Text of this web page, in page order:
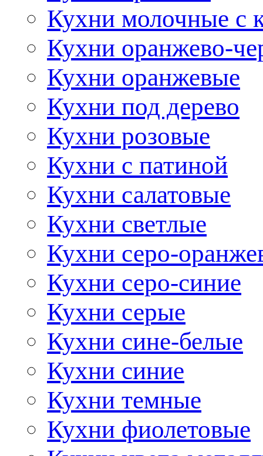
Кухни молочные с
Кухни оранжево-
Кухни оранжевые
Кухни под дерево
Кухни розовые
Кухни с патиной
Кухни салатовые
Кухни светлые
Кухни серо-
Кухни серо-синие
Кухни серые
Кухни сине-белые
Кухни синие
Кухни темные
Кухни фиолетовые